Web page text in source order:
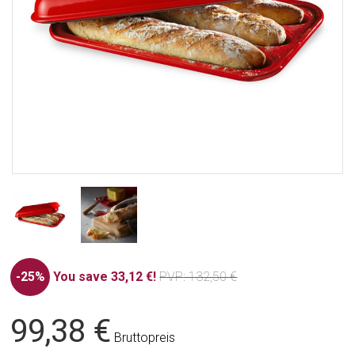
-25% You save 33,12 €! PVP: 132,50 €
99,38 € Bruttopreis